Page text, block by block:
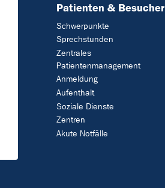
Patienten & Besucher
Schwerpunkte
Sprechstunden
Zentrales
Patientenmanagement
Anmeldung
Aufenthalt
Soziale Dienste
Zentren
Akute Notfälle